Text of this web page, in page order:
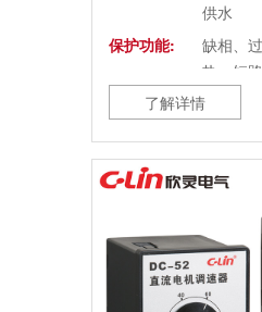
供水
保护功能:
缺相、
热、短
防护等级:
IP20
冷却方式:
强制风
箱体规格:
使用场所:
海拔高
使 用,
体等
了解详情